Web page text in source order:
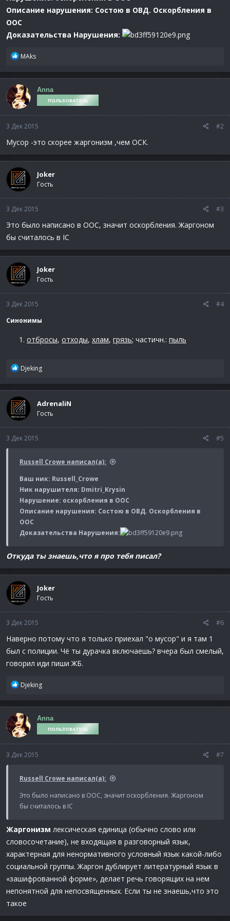
Описание нарушения: Состою в ОВД. Оскорбления в
ООС
Доказательства Нарушения:
Р
а
к
ц
и
и
MAks
Anna
ПОЛЬЗОВАТЕЛЬ
3 Дек 2015 #2
Мусор -это скорее жаргонизм ,чем ОСК.
Joker
Гость
3 Дек 2015 #3
Это было написано в ООС, значит оскорбления. Жаргоном
бы считалось в IC
Joker
Гость
3 Дек 2015
#4
Синонимы
отбросы, отходы, хлам, грязь; частичн.: пыль
Р
а
к
ц
и
и
Djeking
AdrenaliN
Гость
3 Дек 2015 #5
Russell Crowe написал(а):
Ваш ник: Russell_Crowe
Ник нарушителя: Dmitri_Krysin
Нарушение: оскорбления в ООС
Описание нарушения: Состою в ОВД. Оскорбления в
ООС
Доказательства Нарушения:
Откуда ты знаешь,что я про тебя писал?
Joker
Гость
3 Дек 2015 #6
Наверно потому что я только приехал "о мусор" и я там 1
был с полиции. Чё ты дурачка включаешь? вчера был смелый,
говорил иди пиши ЖБ.
Р
а
к
ц
и
и
Djeking
Anna
ПОЛЬЗОВАТЕЛЬ
3 Дек 2015 #7
Russell Crowe написал(а):
Это было написано в ООС, значит оскорбления. Жаргоном
бы считалось в IC
Жаргонизм лексическая единица (обычно слово или
словосочетание), не входящая в разговорный язык,
характерная для ненормативного условный язык какой-либо
социальной группы. Жаргон дублирует литературный язык в
«зашифрованной форме», делает речь говорящих на нем
непонятной для непосвященных. Если ты не знаешь,что это
такое